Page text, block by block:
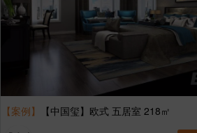
【案例】 【中国玺】欧式 五居室 218㎡